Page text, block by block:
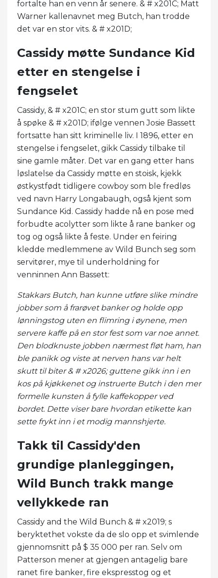
fortalte han en venn år senere. & # x201C; Matt
Warner kallenavnet meg Butch, han trodde
det var en stor vits. & # x201D;
Cassidy møtte Sundance Kid
etter en stengelse i
fengselet
Cassidy, & # x201C; en stor stum gutt som likte
å spøke & # x201D; ifølge vennen Josie Bassett
fortsatte han sitt kriminelle liv. I 1896, etter en
stengelse i fengselet, gikk Cassidy tilbake til
sine gamle måter. Det var en gang etter hans
løslatelse da Cassidy møtte en stoisk, kjekk
østkystfødt tidligere cowboy som ble fredløs
ved navn Harry Longabaugh, også kjent som
Sundance Kid. Cassidy hadde nå en pose med
forbudte acolytter som likte å rane banker og
tog og også likte å feste. Under en feiring
kledde medlemmene av Wild Bunch seg som
servitører, mye til underholdning for
venninnen Ann Bassett:
Stakkars Butch, han kunne utføre slike mindre
jobber som å frarøvet banker og holde opp
lønningstog uten en flimring i øynene, men
servere kaffe på en stor fest som var noe annet.
Den blodknuste jobben nærmest fløt ham, han
ble panikk og viste at nerven hans var helt
skutt til biter & # x2026; guttene gikk inn i en
kos på kjøkkenet og instruerte Butch i den mer
formelle kunsten å fylle kaffekopper ved
bordet. Dette viser bare hvordan etikette kan
sette frykt inn i et modig mannshjerte.
Takk til Cassidy'den
grundige planleggingen,
Wild Bunch trakk mange
vellykkede ran
Cassidy and the Wild Bunch & # x2019; s
beryktethet vokste da de slo opp et svimlende
gjennomsnitt på $ 35 000 per ran. Selv om
Patterson mener at gjengen antagelig bare
ranet fire banker, fire ekspresstog og et